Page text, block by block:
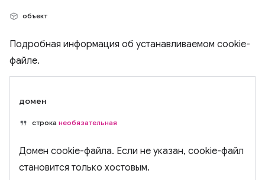
объект
Подробная информация об устанавливаемом cookie-
файле.
домен
строка необязательная
Домен cookie-файла. Если не указан, cookie-файл
становится только хостовым.